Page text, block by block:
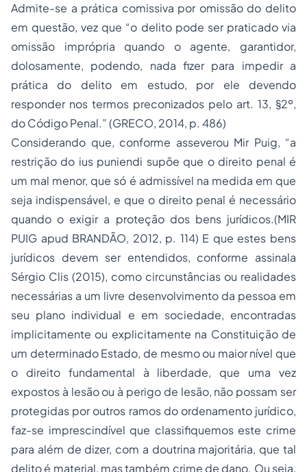
Admite-se a prática comissiva por omissão do delito
em questão, vez que “o delito pode ser praticado via
omissão imprópria quando o agente, garantidor,
dolosamente, podendo, nada fizer para impedir a
prática do delito em estudo, por ele devendo
responder nos termos preconizados pelo art. 13, §2º,
do Código Penal.” (GRECO, 2014, p. 486)
Considerando que, conforme asseverou Mir Puig, “a
restrição do ius puniendi supõe que o direito penal é
um mal menor, que só é admissível na medida em que
seja indispensável, e que o direito penal é necessário
quando o exigir a proteção dos bens jurídicos.(MIR
PUIG apud BRANDÃO, 2012, p. 114) E que estes bens
jurídicos devem ser entendidos, conforme assinala
Sérgio Clis (2015), como circunstâncias ou realidades
necessárias a um livre desenvolvimento da pessoa em
seu plano individual e em sociedade, encontradas
implicitamente ou explicitamente na Constituição de
um determinado Estado, de mesmo ou maior nível que
o direito fundamental à liberdade, que uma vez
expostos à lesão ou à perigo de lesão, não possam ser
protegidas por outros ramos do ordenamento jurídico,
faz-se imprescindível que classifiquemos este crime
para além de dizer, com a doutrina majoritária, que tal
delito é material, mas também crime de dano. Ou seja,